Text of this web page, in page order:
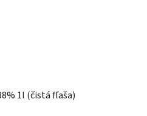
1l (čistá fľaša)